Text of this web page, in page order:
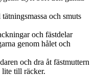
och smuts
och fästdelar
genom hålet och
och dra åt fästmuttern
lite till räcker.